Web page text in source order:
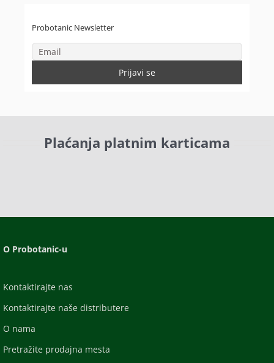
Probotanic Newsletter
Plaćanja platnim karticama
O Probotanic-u
Kontaktirajte nas
Kontaktirajte naše distributere
O nama
Pretražite prodajna mesta